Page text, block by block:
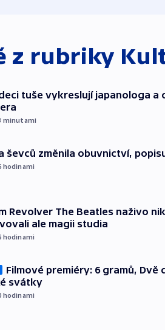
z rubriky
tuše vykreslují japanologa a
minutami
ševců změnila obuvnictví,
hodinami
Revolver The Beatles naživo
ale magii studia
hodinami
Filmové premiéry: 6 gramů, Dvě
svátky
hodinami